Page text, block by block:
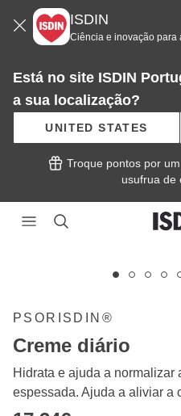
ISDIN
Ciência e inovação para
Está no site ISDIN
a sua localização?
UNITED STATES
Troque pontos por
usufrua de
imagens
vídeos.
navegar
com
PSORISDIN®
Creme diário
Hidrata e ajuda a normalizar
espessada. Ajuda a aliviar a